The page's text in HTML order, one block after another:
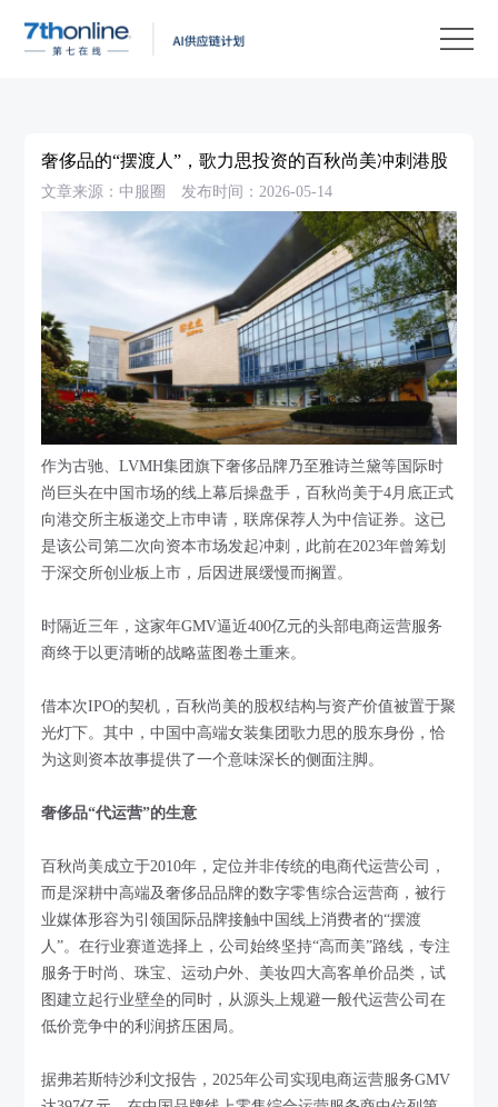
奢侈品的“摆渡人”，歌力思投资的百秋尚美冲刺港股
文章来源：中服圈 发布时间：2026-05-14
作为古驰、LVMH集团旗下奢侈品牌乃至雅诗兰黛等国际时
尚巨头在中国市场的线上幕后操盘手，百秋尚美于4月底正式
向港交所主板递交上市申请，联席保荐人为中信证券。这已
是该公司第二次向资本市场发起冲刺，此前在2023年曾筹划
于深交所创业板上市，后因进展缓慢而搁置。
时隔近三年，这家年GMV逼近400亿元的头部电商运营服务
商终于以更清晰的战略蓝图卷土重来。
借本次IPO的契机，百秋尚美的股权结构与资产价值被置于聚
光灯下。其中，中国中高端女装集团歌力思的股东身份，恰
为这则资本故事提供了一个意味深长的侧面注脚。
奢侈品“代运营”的生意
百秋尚美成立于2010年，定位并非传统的电商代运营公司，
而是深耕中高端及奢侈品品牌的数字零售综合运营商，被行
业媒体形容为引领国际品牌接触中国线上消费者的“摆渡
人”。在行业赛道选择上，公司始终坚持“高而美”路线，专注
服务于时尚、珠宝、运动户外、美妆四大高客单价品类，试
图建立起行业壁垒的同时，从源头上规避一般代运营公司在
低价竞争中的利润挤压困局。
据弗若斯特沙利文报告，2025年公司实现电商运营服务GMV